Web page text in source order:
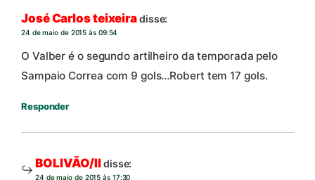
José Carlos teixeiradisse:
24 de maio de 2015 às 09:54
O Valber é o segundo artilheiro da temporada pelo
Sampaio Correa com 9 gols…Robert tem 17 gols.
Responder
BOLIVÃO/IIdisse:
24 de maio de 2015 às 17:30